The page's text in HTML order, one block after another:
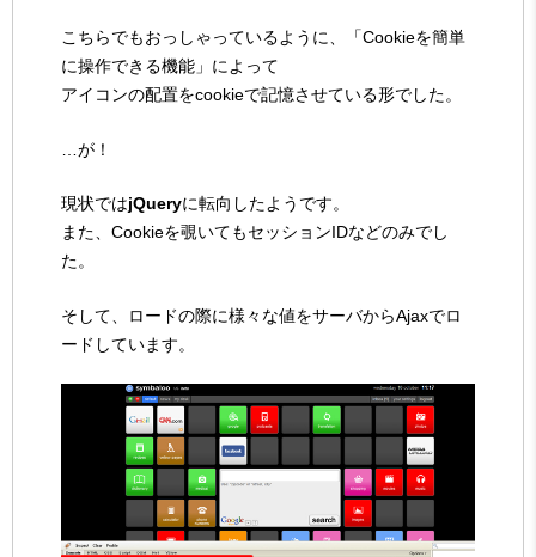
こちらでもおっしゃっているように、「Cookieを簡単
に操作できる機能」によって
アイコンの配置をcookieで記憶させている形でした。
…が！
現状ではjQueryに転向したようです。
また、Cookieを覗いてもセッションIDなどのみでし
た。
そして、ロードの際に様々な値をサーバからAjaxでロ
ードしています。